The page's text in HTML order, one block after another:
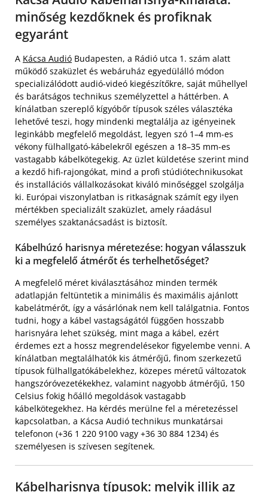
minőség kezdőknek és profiknak
egyaránt
A Kácsa Audió Budapesten, a Rádió utca 1. szám alatt
működő szaküzlet és webáruház egyedülálló módon
specializálódott audió-videó kiegészítőkre, saját műhellyel
és barátságos technikus személyzettel a háttérben. A
kínálatban szereplő kígyóbőr típusok széles választéka
lehetővé teszi, hogy mindenki megtalálja az igényeinek
leginkább megfelelő megoldást, legyen szó 1–4 mm-es
vékony fülhallgató-kábelekről egészen a 18–35 mm-es
vastagabb kábelkötegekig. Az üzlet küldetése szerint mind
a kezdő hifi-rajongókat, mind a profi stúdiótechnikusokat
és installációs vállalkozásokat kiváló minőséggel szolgálja
ki. Európai viszonylatban is ritkaságnak számít egy ilyen
mértékben specializált szaküzlet, amely ráadásul
személyes szaktanácsadást is biztosít.
Kábelhúzó harisnya méretezése: hogyan válasszuk
ki a megfelelő átmérőt és terhelhetőséget?
A megfelelő méret kiválasztásához minden termék
adatlapján feltüntetik a minimális és maximális ajánlott
kabelátmérőt, így a vásárlónak nem kell találgatnia. Fontos
tudni, hogy a kábel vastagságától függően hosszabb
harisnyára lehet szükség, mint maga a kábel, ezért
érdemes ezt a hossz megrendelésekor figyelembe venni. A
kínálatban megtalálhatók kis átmérőjű, finom szerkezetű
típusok fülhallgatókábelekhez, közepes méretű változatok
hangszóróvezetékekhez, valamint nagyobb átmérőjű, 150
Celsius fokig hőálló megoldások vastagabb
kábelkötegekhez. Ha kérdés merülne fel a méretezéssel
kapcsolatban, a Kácsa Audió technikus munkatársai
telefonon (+36 1 220 9100 vagy +36 30 884 1234) és
személyesen is szívesen segítenek.
Kábelharisnya típusok: melyik illik az